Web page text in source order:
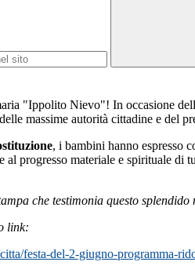
"Ippolito Nievo"! In occasione
massime autorità cittadine e del
, i bambini hanno espresso
al progresso materiale e spirituale
che testimonia questo
link:
festa-del-2-giugno-programma-